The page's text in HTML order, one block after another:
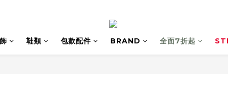
鞋類 包款配件 BRAND 全面7折起